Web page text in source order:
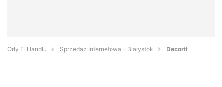
Orły E-Handlu Sprzedaż Internetowa - Białystok Decorit